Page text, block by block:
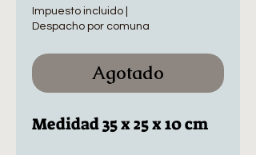
Impuesto incluido
Despacho por comuna
Agotado
Medidad 35 x 25 x 10 cm